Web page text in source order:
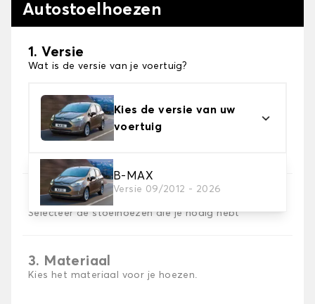
Autostoelhoezen
1. Versie
Wat is de versie van je voertuig?
Kies de versie van uw
voertuig
B-MAX
Versie 09/2012 - 2026
2. Set hoezen
Selecteer de stoelhoezen die je nodig hebt
3. Materiaal
Kies het materiaal voor je hoezen.